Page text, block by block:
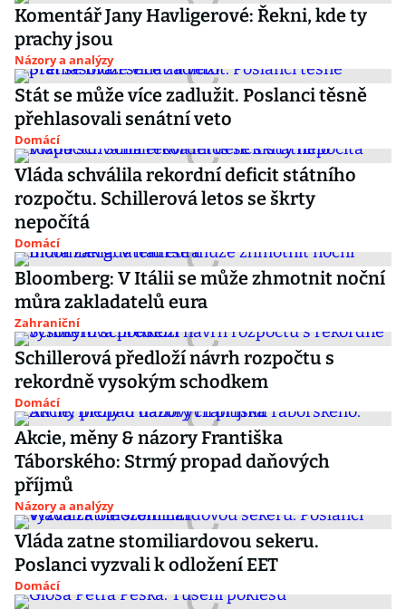
Komentář Jany Havligerové: Řekni, kde ty
prachy jsou
Názory a analýzy
Stát se může více zadlužit. Poslanci těsně
přehlasovali senátní veto
Domácí
Vláda schválila rekordní deficit státního
rozpočtu. Schillerová letos se škrty
nepočítá
Domácí
Bloomberg: V Itálii se může zhmotnit noční
můra zakladatelů eura
Zahraniční
Schillerová předloží návrh rozpočtu s
rekordně vysokým schodkem
Domácí
Akcie, měny & názory Františka
Táborského: Strmý propad daňových
příjmů
Názory a analýzy
Vláda zatne stomiliardovou sekeru.
Poslanci vyzvali k odložení EET
Domácí